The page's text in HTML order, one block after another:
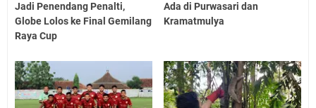
Jadi Penendang Penalti,
Globe Lolos ke Final Gemilang
Raya Cup
Ada di Purwasari dan
Kramatmulya